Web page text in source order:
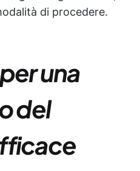
di procedere.
una
del